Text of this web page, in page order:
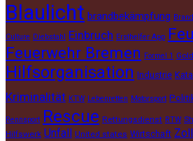
Blaulicht brandbekämpfung
Culture Diebstahl Einbruch Ersthelfer App
Feuerwehr Bremen
Formel 1 Gold
Hilfsorganisation Industrie
Kriminalität KTW Lebenretten Motorsport
Rennsport Rescue Rettungsdienst RTW
Hilfswerk Unfall United states Wirtschaft Zoll